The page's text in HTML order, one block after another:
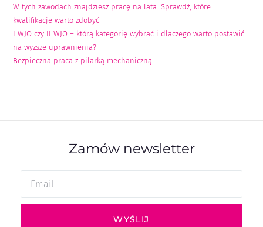
W tych zawodach znajdziesz pracę na lata. Sprawdź, które
kwalifikacje warto zdobyć
I WJO czy II WJO – którą kategorię wybrać i dlaczego warto postawić
na wyższe uprawnienia?
Bezpieczna praca z pilarką mechaniczną
Zamów newsletter
WYŚLIJ